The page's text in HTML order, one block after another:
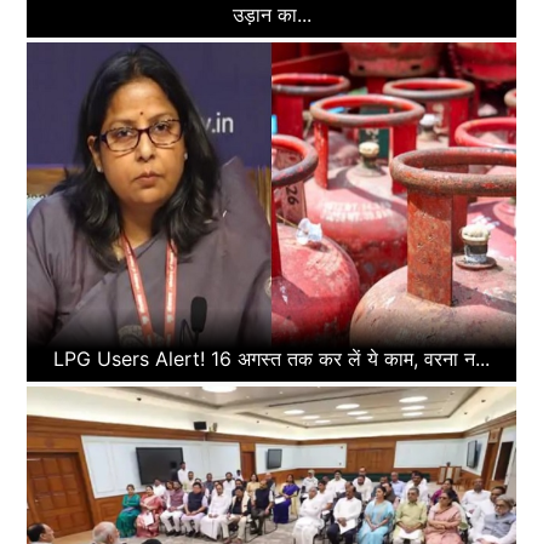
उड़ान का...
LPG Users Alert! 16 अगस्त तक कर लें ये काम, वरना न...